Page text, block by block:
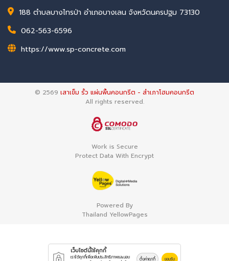
188 ตำบลบางไทรป่า อำเภอบางเลน จังหวัดนครปฐม 73130
062-563-6596
https://www.sp-concrete.com
© 2569 เสาเข็ม รั้ว แผ่นพื้นคอนกรีต - สำเภาโฮมคอนกรีต
All rights reserved.
Work is Secure
Protect Data With Encrypt
Powered By
Thailand YellowPages
เว็บไซต์นี้ใช้คุกกี้
เราใช้คุกกี้เพื่อเพิ่มประสิทธิภาพและมอบ
ตั้งค่าคุกกี้ ยอมรับ